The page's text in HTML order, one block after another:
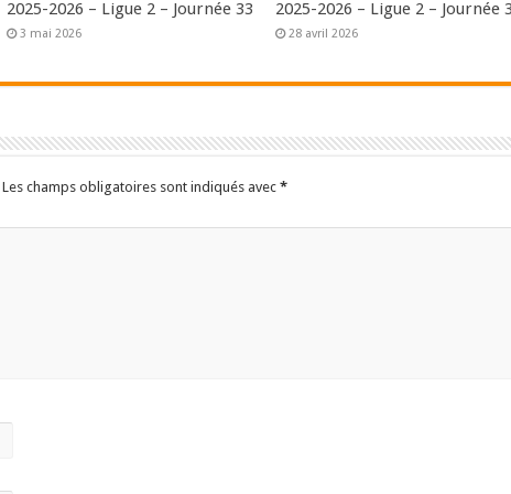
2025-2026 – Ligue 2 – Journée 33
3 mai 2026
2025-2026 – Ligue 2 – Journée
28 avril 2026
Les champs obligatoires sont indiqués avec *